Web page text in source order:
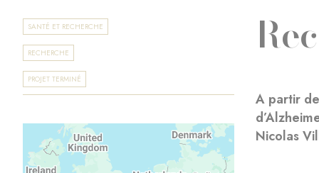
SANTÉ ET RECHERCHE
RECHERCHE
PROJET TERMINÉ
A partir
Nicolas